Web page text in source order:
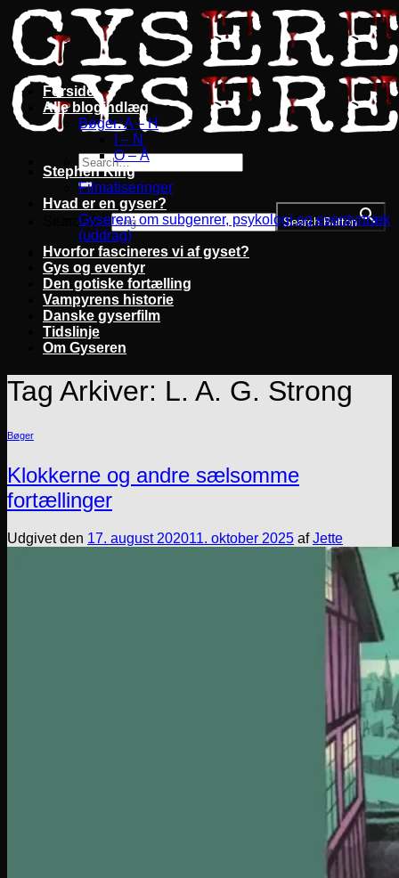
Fortsæt
til
indhold
Search for: Search Button
Forside
Alle blogindlæg
Bøger: A – H
I – N
O – Å
Stephen King
Filmatiseringer
Hvad er en gyser?
Gyseren: om subgenrer, psykologi og eventyrtræk
(uddrag)
Hvorfor fascineres vi af gyset?
Gys og eventyr
Den gotiske fortælling
Vampyrens historie
Danske gyserfilm
Tidslinje
Om Gyseren
Tag Arkiver: L. A. G. Strong
Bøger
Klokkerne og andre sælsomme
fortællinger
Udgivet den 17. august 202011. oktober 2025 afJette